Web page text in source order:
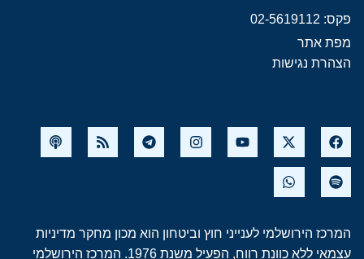
פקס: 02-5619112
מפת אתר
הצהרת נגישות
המרכז הירושלמי לענייני חוץ וביטחון הוא מכון מחקר מדיניות
עצמאי ללא כוונת רווח, הפעיל משנת 1976. המרכז הירושלמי